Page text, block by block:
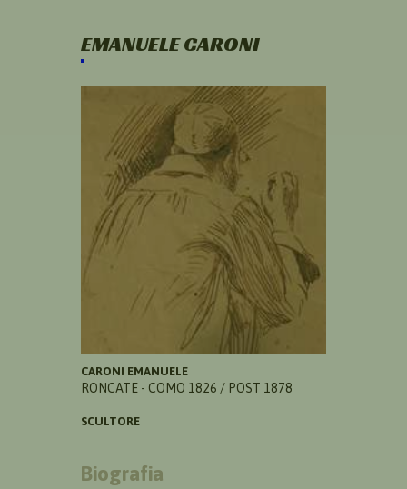
EMANUELE CARONI
CARONI EMANUELE
RONCATE - COMO 1826 / POST 1878
SCULTORE
Biografia